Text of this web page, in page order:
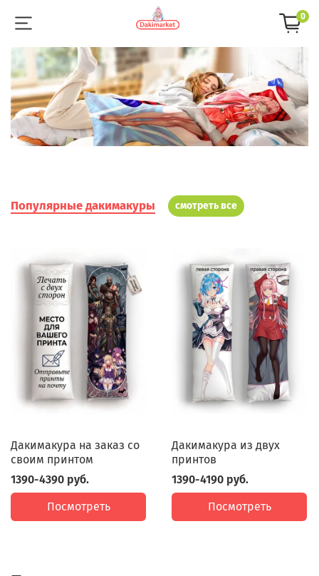
0
Популярные дакимакуры смотреть все
Дакимакура на заказ со
своим принтом
1390-4390 руб.
Посмотреть
Дакимакура из двух
принтов
1390-4190 руб.
Посмотреть